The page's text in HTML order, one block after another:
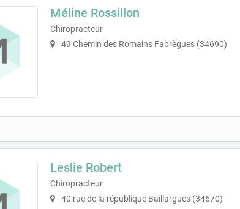
Méline Rossillon
Chiropracteur
49 Chemin des Romains Fabrègues (34690)
Leslie Robert
Chiropracteur
40 rue de la république Baillargues (34670)